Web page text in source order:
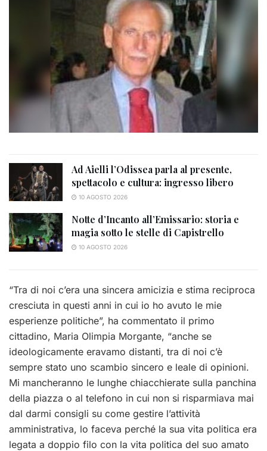
Ad Aielli l’Odissea parla al presente,
spettacolo e cultura: ingresso libero
10 AGOSTO 2026
Notte d’Incanto all’Emissario: storia e
magia sotto le stelle di Capistrello
10 AGOSTO 2026
“Tra di noi c’era una sincera amicizia e stima reciproca
cresciuta in questi anni in cui io ho avuto le mie
esperienze politiche”, ha commentato il primo
cittadino, Maria Olimpia Morgante, “anche se
ideologicamente eravamo distanti, tra di noi c’è
sempre stato uno scambio sincero e leale di opinioni.
Mi mancheranno le lunghe chiacchierate sulla panchina
della piazza o al telefono in cui non si risparmiava mai
dal darmi consigli su come gestire l’attività
amministrativa, lo faceva perché la sua vita politica era
legata a doppio filo con la vita politica del suo amato